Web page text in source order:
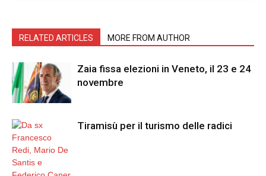
RELATED ARTICLES MORE FROM AUTHOR
Zaia fissa elezioni in Veneto, il 23 e 24
novembre
Tiramisù per il turismo delle radici